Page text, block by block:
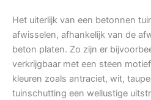
Het uiterlijk van een betonnen
afwisselen, afhankelijk van de
beton platen. Zo zijn er
verkrijgbaar met een steen
kleuren zoals antraciet, wit,
tuinschutting een wellustige